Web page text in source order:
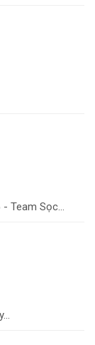
- Team Sọc...